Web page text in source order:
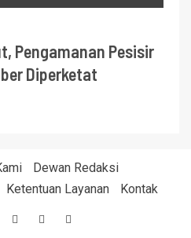
Pengamanan Pesisir
Diperketat
Dewan Redaksi
Ketentuan Layanan Kontak